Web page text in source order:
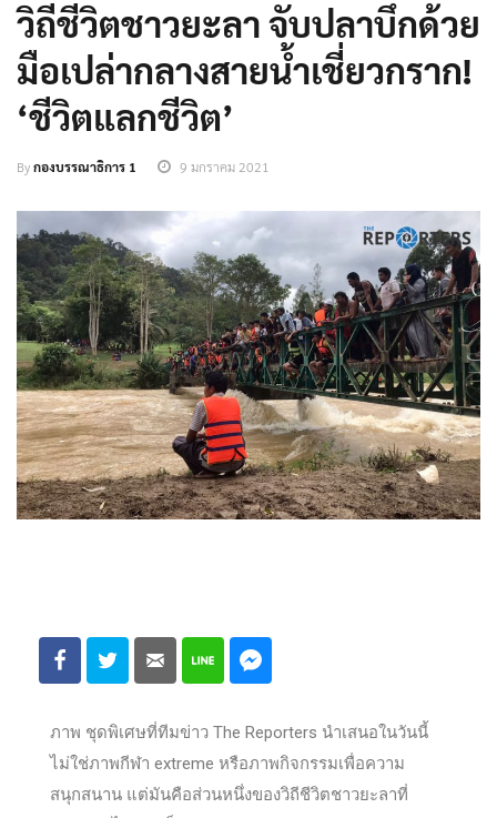
วิถีชีวิตชาวยะลา จับปลาบึกด้วย
มือเปล่ากลางสายน้ำเชี่ยวกราก!
‘ชีวิตแลกชีวิต’
Byกองบรรณาธิการ 1 9 มกราคม 2021
ภาพ ชุดพิเศษที่ทีมข่าว The Reporters นำเสนอในวันนี้
ไม่ใช่ภาพกีฬา extreme หรือภาพกิจกรรมเพื่อความ
สนุกสนาน แต่มันคือส่วนหนึ่งของวิถีชีวิตชาวยะลาที่